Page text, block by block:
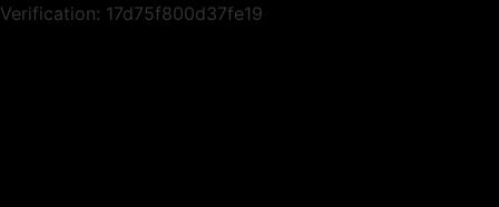
Verification: 17d75f800d37fe19